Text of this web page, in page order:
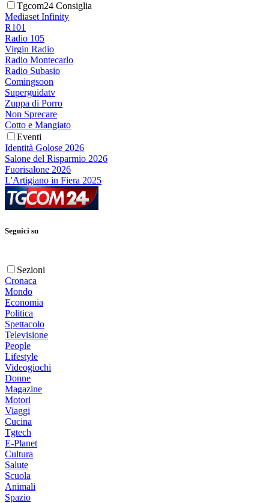
Tgcom24 Consiglia
Mediaset Infinity
R101
Radio 105
Virgin Radio
Radio Montecarlo
Radio Subasio
Comingsoon
Superguidatv
Zuppa di Porro
Non Sprecare
Cotto e Mangiato
Eventi
Identità Golose 2026
Salone del Risparmio 2026
Fuorisalone 2026
L'Artigiano in Fiera 2025
Seguici su
Sezioni
Cronaca
Mondo
Economia
Politica
Spettacolo
Televisione
People
Lifestyle
Videogiochi
Donne
Magazine
Motori
Viaggi
Cucina
Tgtech
E-Planet
Cultura
Salute
Scuola
Animali
Spazio